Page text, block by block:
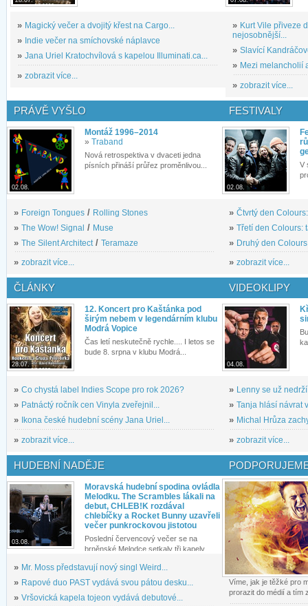
» Magický večer a dvojitý křest na Cargo...
» Indie večer na smíchovské náplavce
» Jana Uriel Kratochvílová s kapelou Illuminati.ca...
» zobrazit více...
» Kurt Vile přiveze
nejosobnější...
» Slavící
» Mezi melancholií
» zobrazit více...
PRÁVĚ VYŠLO
02.08.
Montáž 1996–2014
» Traband
Nová retrospektiva v dvaceti jedna
písních přináší průřez proměnlivou...
» Foreign Tongues / Rolling Stones
» The Wow! Signal / Muse
» The Silent Architect / Teramaze
» zobrazit více...
FESTIVALY
02.08.
V
» Čtvrtý den
» Třetí den Colours:
» Druhý den
» zobrazit více...
ČLÁNKY
28.07.
12. Koncert pro Kaštánka pod
širým nebem v legendárním klubu
Modrá Vopice
Čas letí neskutečně rychle.... I letos se
bude 8. srpna v klubu Modrá...
» Co chystá label Indies Scope pro rok 2026?
» Patnáctý ročník cen Vinyla zveřejnil...
»
Ikona české hudební scény Jana Uriel...
» zobrazit více...
VIDEOKLIPY
04.08.
» Lenny se už
» Tanja hlásí návrat
» Michal Hrůza
» zobrazit více...
HUDEBNÍ NADĚJE
03.08.
Moravská hudební spodina ovládla
Melodku. The Scrambles lákali na
debut, CHLEB!K rozdával
chlebíčky a Rocket Bunny uzavřeli
večer punkrockovou jistotou
Poslední červencový večer se na
brněnské Melodce setkaly tři kapely...
» Mr. Moss představují nový singl Weird...
» Rapové duo PAST vydává svou pátou desku...
» Vršovická kapela tojeon vydává debutové...
Víme, jak je těžké pro
prorazit do médií a tím